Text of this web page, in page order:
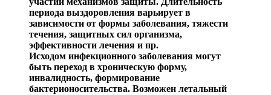
периода выздоровления варьирует в
зависимости от формы заболевания, тяжести
течения, защитных сил организма,
эффективности лечения и пр.
Исходом инфекционного заболевания могут
быть переход в хроническую форму,
инвалидность, формирование
бактерионосительства. Возможен летальный